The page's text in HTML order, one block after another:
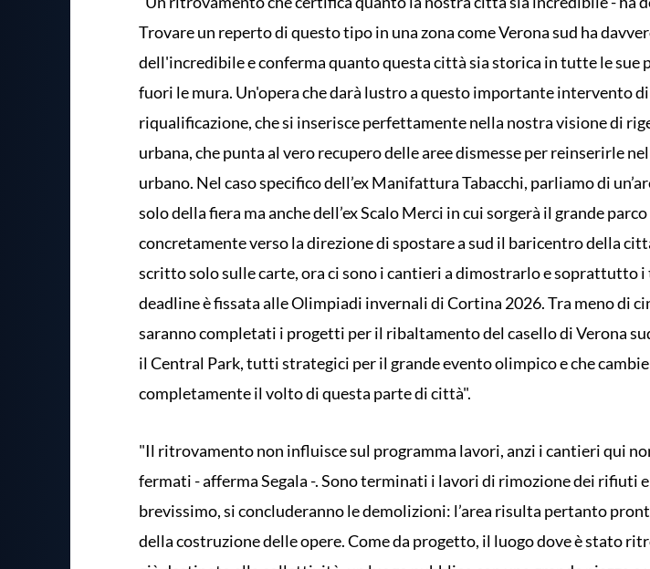
Trovare un reperto di questo tipo in una zona come Verona sud ha
dell'incredibile e conferma quanto questa città sia storica in tutte le sue
fuori le mura. Un'opera che darà lustro a questo importante intervento di
riqualificazione, che si inserisce perfettamente nella nostra visione di
urbana, che punta al vero recupero delle aree dismesse per reinserirle
urbano. Nel caso specifico dell’ex Manifattura Tabacchi, parliamo di
solo della fiera ma anche dell’ex Scalo Merci in cui sorgerà il grande
concretamente verso la direzione di spostare a sud il baricentro della
scritto solo sulle carte, ora ci sono i cantieri a dimostrarlo e soprattutto i
deadline è fissata alle Olimpiadi invernali di Cortina 2026. Tra meno di
saranno completati i progetti per il ribaltamento del casello di Verona
il Central Park, tutti strategici per il grande evento olimpico e che
completamente il volto di questa parte di città".
"Il ritrovamento non influisce sul programma lavori, anzi i cantieri qui
fermati - afferma Segala -. Sono terminati i lavori di rimozione dei rifiuti e
brevissimo, si concluderanno le demolizioni: l’area risulta pertanto
della costruzione delle opere. Come da progetto, il luogo dove è stato